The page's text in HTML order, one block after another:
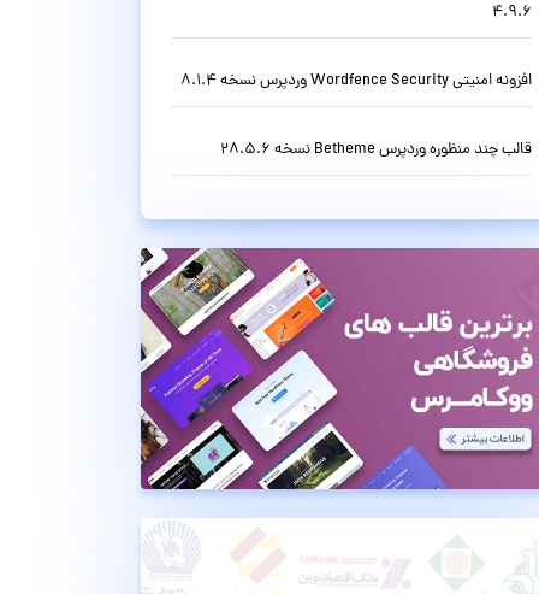
4.9.6
افزونه امنیتی Wordfence Security وردپرس نسخه 8.1.4
قالب چند منظوره وردپرس Betheme نسخه 28.5.6